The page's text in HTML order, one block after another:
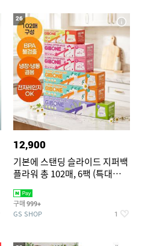
26
12,900
기본에 스탠딩 슬라이드 지퍼백
플라워 총 102매, 6팩 (특대
구매 999+
GS SHOP 1